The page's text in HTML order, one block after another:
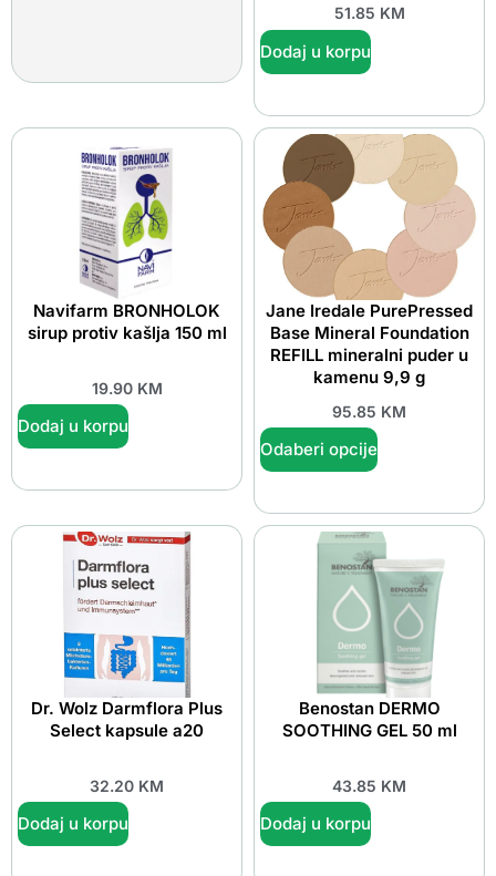
51.85 KM
Dodaj u korpu
Navifarm BRONHOLOK
sirup protiv kašlja 150 ml
19.90 KM
Dodaj u korpu
Jane Iredale PurePressed
Base Mineral Foundation
REFILL mineralni puder u
kamenu 9,9 g
95.85 KM
Odaberi opcije
Dr. Wolz Darmflora Plus
Select kapsule a20
32.20 KM
Dodaj u korpu
Benostan DERMO
SOOTHING GEL 50 ml
43.85 KM
Dodaj u korpu